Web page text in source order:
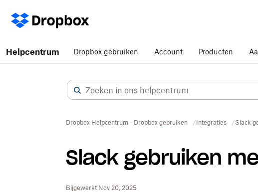
Helpcentrum Dropbox gebruiken Account Producten
Dropbox Helpcentrum - Dropbox gebruiken Integraties Slack
Slack gebruiken
Bijgewerkt Nov 20, 2025